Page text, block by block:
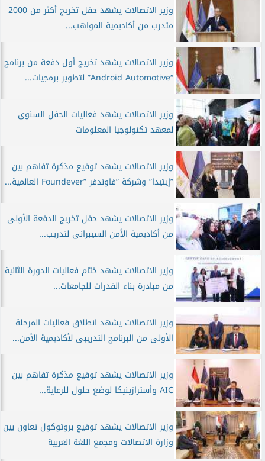
وزير الاتصالات يشهد حفل تخريج أكثر من 2000
متدرب من أكاديمية المواهب...
وزير الاتصالات يشهد تخريج أول دفعة من برنامج
“Android Automotive” لتطوير برمجيات...
وزير الاتصالات يشهد فعاليات الحفل السنوى
لمعهد تكنولوجيا المعلومات
وزير الاتصالات يشهد توقيع مذكرة تفاهم بين
”إيتيدا” وشركة ”فاوندفر ”Foundever العالمية...
وزير الاتصالات يشهد حفل تخريج الدفعة الأولى
من أكاديمية الأمن السيبرانى لتدريب...
وزير الاتصالات يشهد ختام فعاليات الدورة الثانية
من مبادرة بناء القدرات للجامعات...
وزير الاتصالات يشهد انطلاق فعاليات المرحلة
الأولى من البرنامج التدريبى لأكاديمية الأمن...
وزير الاتصالات يشهد توقيع مذكرة تفاهم بين
AIC وأسترازينيكا لوضع حلول للرعاية...
وزير الاتصالات يشهد توقيع بروتوكول تعاون بين
وزارة الاتصالات ومجمع اللغة العربية